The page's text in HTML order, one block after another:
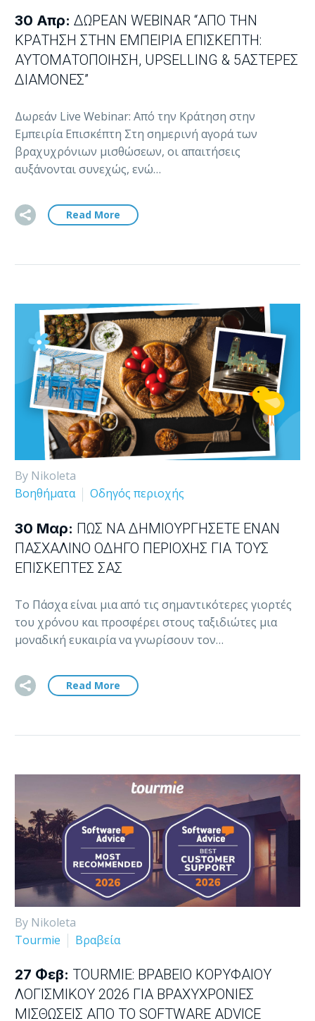
30 Απρ: ΔΩΡΕΆΝ WEBINAR “ΑΠΌ ΤΗΝ
ΚΡΆΤΗΣΗ ΣΤΗΝ ΕΜΠΕΙΡΊΑ ΕΠΙΣΚΈΠΤΗ:
ΑΥΤΟΜΑΤΟΠΟΊΗΣΗ, UPSELLING & 5ΆΣΤΕΡΕΣ
ΔΙΑΜΟΝΈΣ”
Δωρεάν Live Webinar: Από την Κράτηση στην
Εμπειρία Επισκέπτη Στη σημερινή αγορά των
βραχυχρόνιων μισθώσεων, οι απαιτήσεις
αυξάνονται συνεχώς, ενώ…
Read More
By Nikoleta
Βοηθήματα
Οδηγός περιοχής
30 Μαρ: ΠΏΣ ΝΑ ΔΗΜΙΟΥΡΓΉΣΕΤΕ ΈΝΑΝ
ΠΑΣΧΑΛΙΝΌ ΟΔΗΓΌ ΠΕΡΙΟΧΉΣ ΓΙΑ ΤΟΥΣ
ΕΠΙΣΚΈΠΤΕΣ ΣΑΣ
Το Πάσχα είναι μια από τις σημαντικότερες γιορτές
του χρόνου και προσφέρει στους ταξιδιώτες μια
μοναδική ευκαιρία να γνωρίσουν τον…
Read More
By Nikoleta
Tourmie
Βραβεία
27 Φεβ: TOURMIE: ΒΡΑΒΕΊΟ ΚΟΡΥΦΑΊΟΥ
ΛΟΓΙΣΜΙΚΟΎ 2026 ΓΙΑ ΒΡΑΧΥΧΡΌΝΙΕΣ
ΜΙΣΘΏΣΕΙΣ ΑΠΌ ΤΟ SOFTWARE ADVICE